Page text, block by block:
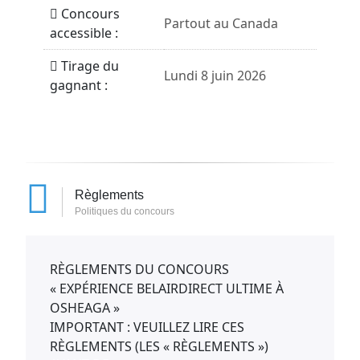
Concours
accessible :
Partout au Canada
Tirage du
gagnant :
Lundi 8 juin 2026
Règlements
Politiques du concours
RÈGLEMENTS DU CONCOURS
« EXPÉRIENCE BELAIRDIRECT ULTIME À
OSHEAGA »
IMPORTANT : VEUILLEZ LIRE CES
RÈGLEMENTS (LES « RÈGLEMENTS »)